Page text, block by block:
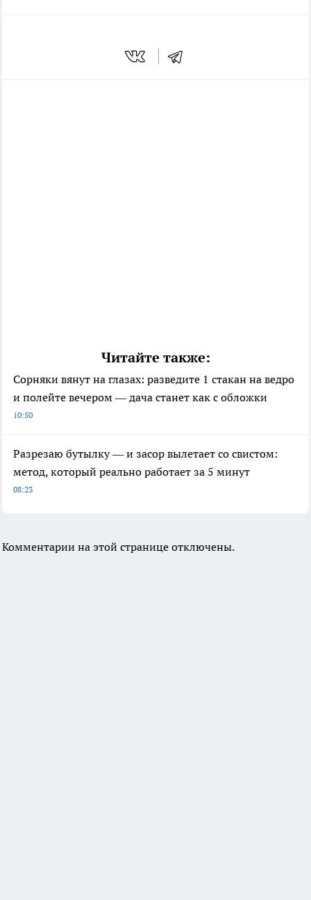
Читайте также:
Сорняки вянут на глазах: разведите 1 стакан на ведро
и полейте вечером — дача станет как с обложки
10:50
Разрезаю бутылку — и засор вылетает со свистом:
метод, который реально работает за 5 минут
08:23
Комментарии на этой странице отключены.